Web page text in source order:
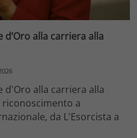
d’Oro alla carriera alla
d'Oro alla carriera alla
riconoscimento a
da L'Esorcista a